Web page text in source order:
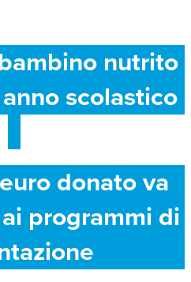
nutrito
scolastico
donato va
programmi di